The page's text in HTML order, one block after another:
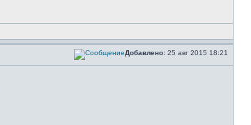
Добавлено: 25 авг 2015 18:21